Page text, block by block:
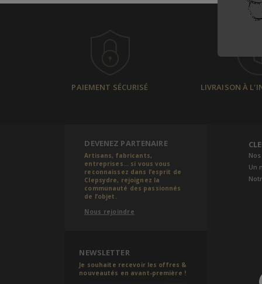
PAIEMENT SÉCURISÉ LIVRAISON À
DEVENEZ PARTENAIRE
Artisans, fabricants,
entreprises... si vous vous
reconnaissez dans l’esprit de
Clepsydre, rejoignez la
communauté des passionnés
de l’objet.
Nous rejoindre
NEWSLETTER
Je souhaite recevoir les offres &
nouveautés en avant-première !
Un